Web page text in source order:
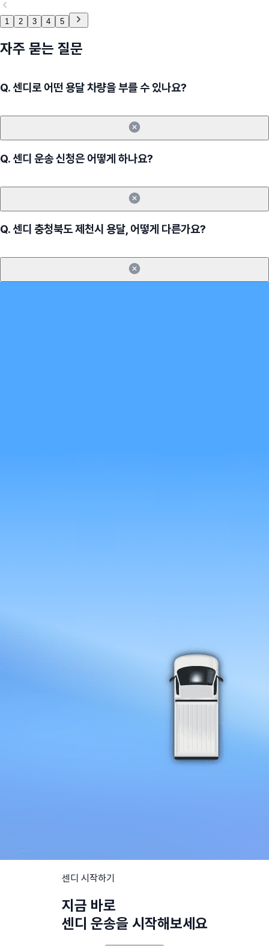
1 2 3 4 5
자주 묻는 질문
Q.센디로 어떤 용달 차량을 부를 수 있나요?
Q.센디 운송 신청은 어떻게 하나요?
Q.센디 충청북도 제천시 용달, 어떻게 다른가요?
센디 시작하기
지금 바로
센디 운송을 시작해보세요